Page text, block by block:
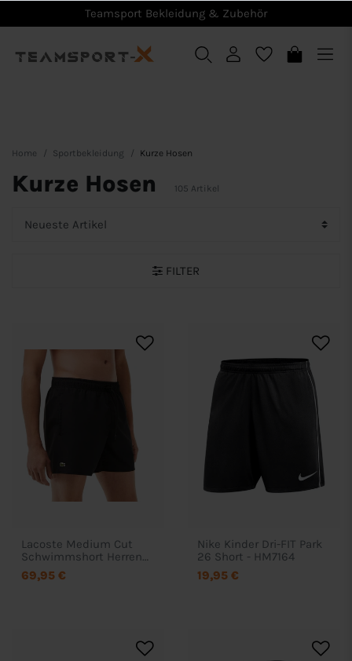
Teamsport Bekleidung & Zubehör
Home Sportbekleidung Kurze Hosen
Kurze Hosen 105 Artikel
FILTER
Lacoste Medium Cut
Schwimmshort Herren
MH6270
69,95 €
Nike Kinder Dri-FIT Park
26 Short - HM7164
19,95 €